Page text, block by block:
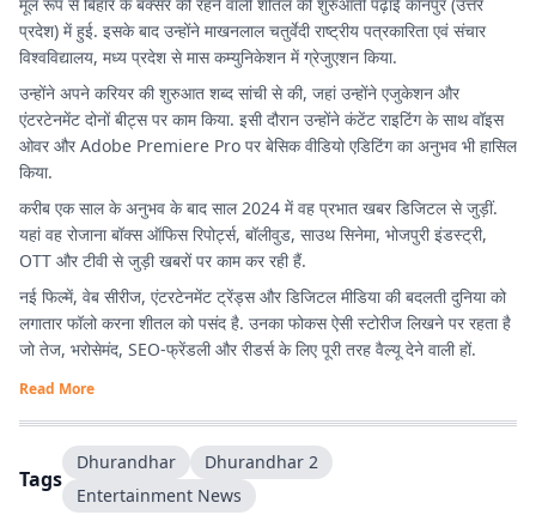
प्रदेश) में हुई. इसके बाद उन्होंने माखनलाल चतुर्वेदी राष्ट्रीय पत्रकारिता एवं संचार
विश्वविद्यालय, मध्य प्रदेश से मास कम्युनिकेशन में ग्रेजुएशन किया.
उन्होंने अपने करियर की शुरुआत शब्द सांची से की, जहां उन्होंने एजुकेशन और
एंटरटेनमेंट दोनों बीट्स पर काम किया. इसी दौरान उन्होंने कंटेंट राइटिंग के साथ वॉइस
ओवर और Adobe Premiere Pro पर बेसिक वीडियो एडिटिंग का अनुभव भी हासिल
किया.
करीब एक साल के अनुभव के बाद साल 2024 में वह प्रभात खबर डिजिटल से जुड़ीं.
यहां वह रोजाना बॉक्स ऑफिस रिपोर्ट्स, बॉलीवुड, साउथ सिनेमा, भोजपुरी इंडस्ट्री,
OTT और टीवी से जुड़ी खबरों पर काम कर रही हैं.
नई फिल्में, वेब सीरीज, एंटरटेनमेंट ट्रेंड्स और डिजिटल मीडिया की बदलती दुनिया को
लगातार फॉलो करना शीतल को पसंद है. उनका फोकस ऐसी स्टोरीज लिखने पर रहता है
जो तेज, भरोसेमंद, SEO-फ्रेंडली और रीडर्स के लिए पूरी तरह वैल्यू देने वाली हों.
Read More
Tags
Dhurandhar
Dhurandhar 2
Entertainment News